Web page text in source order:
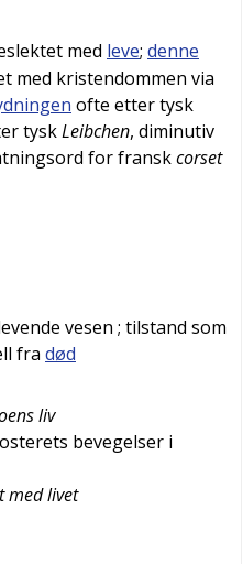
med leve; denne
med kristendommen via
ofte ettertysk
tyskLeibchen, diminutiv
forfranskcorset
vesen ; tilstand som
fra død
liv
bevegelser i
med livet